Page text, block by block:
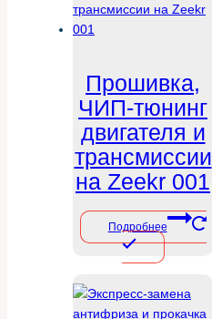
Прошивка,
ЧИП-тюнинг
двигателя и
трансмиссии
на Zeekr 001
Подробнее